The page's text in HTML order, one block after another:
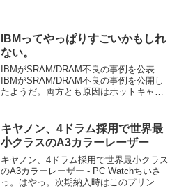
うさんざん使っ...
IBMってやっぱりすごいかもしれ
ない。
IBMがSRAM/DRAM不良の事例を公表
IBMがSRAM/DRAM不良の事例を公開し
たようだ。両方とも原因はホットキャリ
より高くなってしまうので、ロジックが
うまく動...
キヤノン、4ドラム採用で世界最
小クラスのA3カラーレーザー
キヤノン、4ドラム採用で世界最小クラス
のA3カラーレーザー - PC Watchちいさ
っ。はやっ。次期納入時はこのプリンタ